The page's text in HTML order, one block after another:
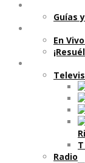
Guí­as
En
Radio